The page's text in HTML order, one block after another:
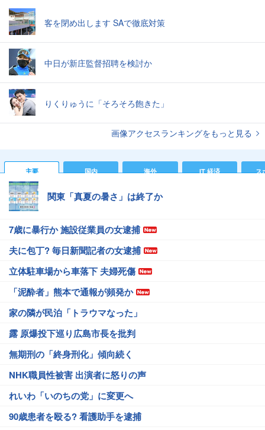
客を閉め出します SAで徹底対策
中日が新庄監督招聘を検討か
りくりゅうに「そろそろ飽きた」
画像アクセスランキングをもっと見る
主要 国内 海外 IT 経済 ス
関東「真夏の暑さ」は終了か
7歳に暴行か 施設従業員の女逮捕
夫に包丁? 毎日新聞記者の女逮捕
立体駐車場から車落下 夫婦死傷
「泥酔者」熊本で通報が頻発か
家の隣が民泊「トラウマなった」
露 原爆投下巡り広島市長を批判
無期刑の「終身刑化」傾向続く
NHK職員性被害 出演者に怒りの声
れいわ「いのちの党」に変更へ
90歳患者を殴る? 看護助手を逮捕